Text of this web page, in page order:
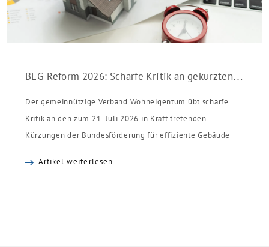
BEG-Reform 2026: Scharfe Kritik an gekürzten Sanierungsförderungen
Der gemeinnützige Verband Wohneigentum übt scharfe
Kritik an den zum 21. Juli 2026 in Kraft tretenden
Kürzungen der Bundesförderung für effiziente Gebäude
Artikel weiterlesen